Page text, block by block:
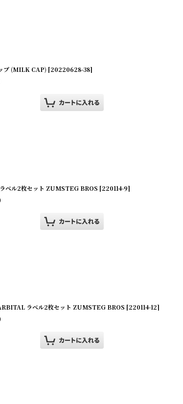
プ (MILK CAP) [20220628-38]
ベル2枚セット ZUMSTEG BROS [220114-9]
ラベル2枚セット ZUMSTEG BROS [220114-12]